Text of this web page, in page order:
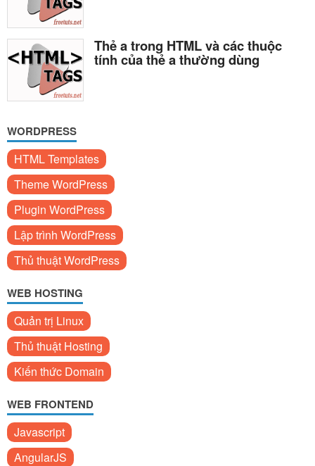
Thẻ a trong HTML và các thuộc
tính của thẻ a thường dùng
WORDPRESS
HTML Templates
Theme WordPress
Plugin WordPress
Lập trình WordPress
Thủ thuật WordPress
WEB HOSTING
Quản trị Linux
Thủ thuật Hosting
Kiến thức Domain
WEB FRONTEND
Javascript
AngularJS